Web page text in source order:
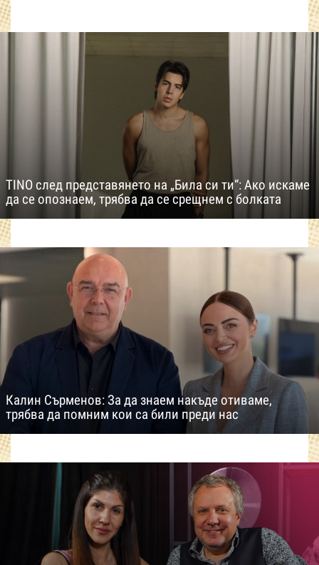
TINO след представянето на „Била си ти“: Ако искаме
да се опознаем, трябва да се срещнем с болката
Калин Сърменов: За да знаем накъде отиваме,
трябва да помним кои са били преди нас